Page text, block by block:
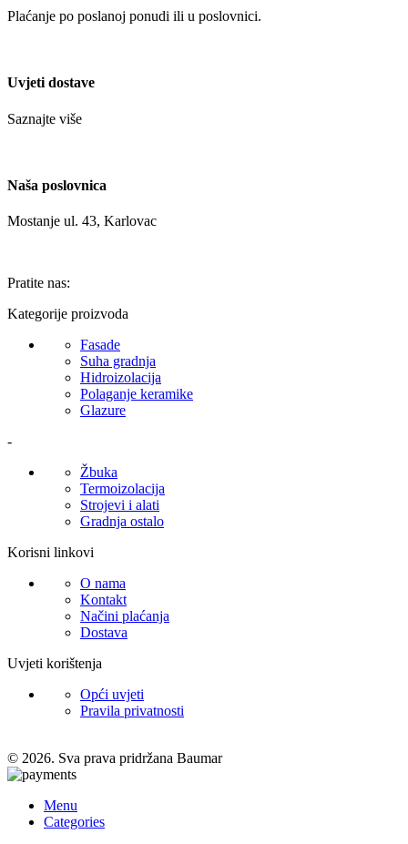
Plaćanje po poslanoj ponudi ili u poslovnici.
Uvjeti dostave
Saznajte više
Naša poslovnica
Mostanje ul. 43, Karlovac
Pratite nas:
Kategorije proizvoda
Fasade
Suha gradnja
Hidroizolacija
Polaganje keramike
Glazure
-
Žbuka
Termoizolacija
Strojevi i alati
Gradnja ostalo
Korisni linkovi
O nama
Kontakt
Načini plaćanja
Dostava
Uvjeti korištenja
Opći uvjeti
Pravila privatnosti
© 2026. Sva prava pridržana Baumar
Menu
Categories